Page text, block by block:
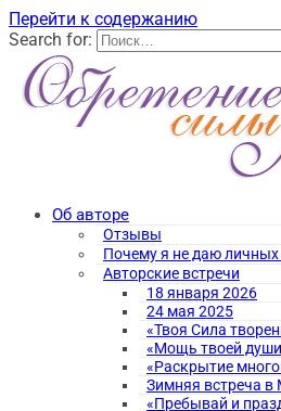
Перейти к содержанию
Search for:
Об авторе
Отзывы
Почему я не даю личных
Авторские встречи
18 января 2026
24 мая 2025
«Твоя Сила
«Мощь твоей
«Раскрытие
Зимняя встреча в
«Пребывай и